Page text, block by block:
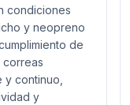
condiciones
y neopreno
de
correas
continuo,
y